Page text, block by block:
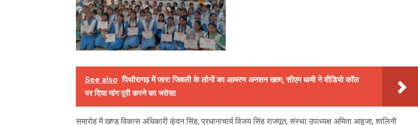
See also पिथौरागढ़ में जारा जिबली के लोगों का आमरण अनशन खत्म, सीएम धामी ने वीडियो कॉल
पर दिया मांग पूरी करने का भरोसा
समारोह में खण्ड विकास अधिकारी कुंदन सिंह, प्रधानाचार्य विजय सिंह राजपूत, संस्था उपाध्यक्ष अमिता आहूजा, शालिनी